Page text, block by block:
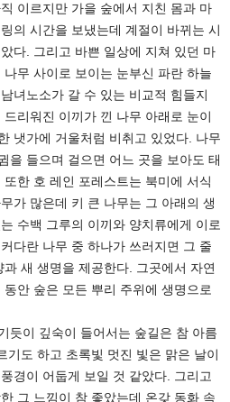
이르지만 가을 숲에서 지친 몸과 마
의 시간을 보냈는데 계절이 바뀌는 시
다. 그리고 바쁜 일상에 지쳐 있던 마
무 사이로 보이는 눈부신 파란 하늘
녀노소가 갈 수 있는 비교적 힘들지
리워진 이끼가 낀 나무 아래로 눈이
냇가에 거울처럼 비취고 있었다. 나무
을 들으며 걸으면 어느 곳을 보아도 태
한 호 레인 포레스트는 북미에 서식
가 많은데 키 큰 나무는 그 아래의 생
수백 그루의 이끼와 양치류에게 이로
다란 나무 중 하나가 쓰러지면 그 줄
새 생명을 제공한다. 그곳에서 자연
안 숲은 모든 뿌리 주위에 생명으로
듯이 깊숙이 들어서는 숲길은 참 아름
기도 하고 초록빛 멋진 빛은 맑은 날이
경이 어둡게 보일 것 같았다. 그리고
그 느낌이 참 좋았는데 온갖 동화 속